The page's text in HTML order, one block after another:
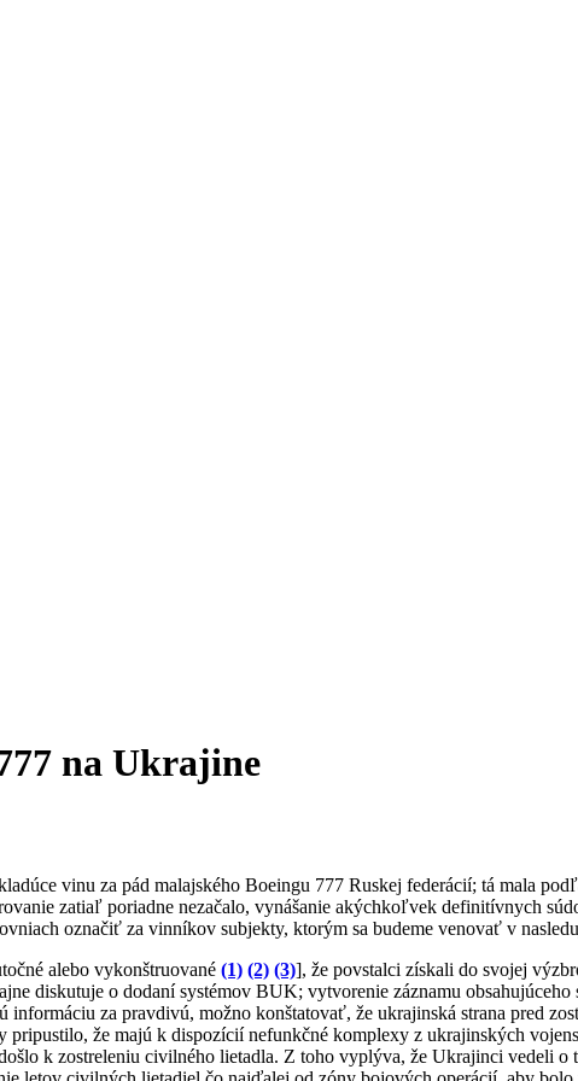
na Ukrajine
vinu za pád malajského Boeingu 777 Ruskej federácií; tá mala
zatiaľ poriadne nezačalo, vynášanie akýchkoľvek definitívnych
označiť za vinníkov subjekty, ktorým sa budeme venovať v
alebo vykonštruované (1) (2) (3)], že povstalci získali do svojej
diskutuje o dodaní systémov BUK; vytvorenie záznamu
informáciu za pravdivú, možno konštatovať, že ukrajinská strana pred
že majú k dispozícií nefunkčné komplexy z ukrajinských
k zostreleniu civilného lietadla. Z toho vyplýva, že Ukrajinci vedeli